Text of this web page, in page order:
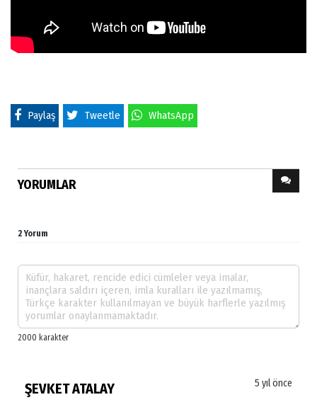
Paylaş Tweetle WhatsApp
YORUMLAR
2 Yorum
ŞEVKET ATALAY 5 yıl önce